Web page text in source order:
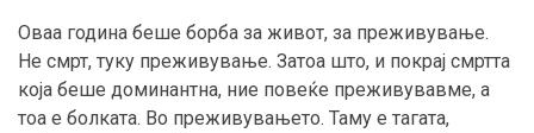
Оваа година беше борба за живот, за преживување.
Не смрт, туку преживување. Затоа што, и покрај смртта
која беше доминантна, ние повеќе преживувавме, а
тоа е болката. Во преживувањето. Таму е тагата,